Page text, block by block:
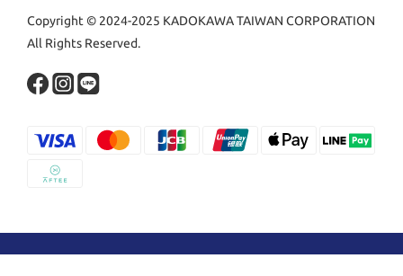
Copyright © 2024-2025 KADOKAWA TAIWAN CORPORATION
All Rights Reserved.